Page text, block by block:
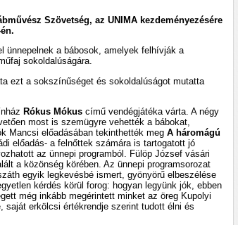
Szövetség, az UNIMA kezdeményezésére
ünnepelnek a bábosok, amelyek felhívják a
sokoldalúságára.
ezt a sokszínűséget és sokoldalúságot mutatta
Rókus Mókuscímű vendégjátéka várta. A négy
most is szemügyre vehették a bábokat,
Mancsi előadásában tekinthették megA háromágú
előadás- a felnőttek számára is tartogatott jó
az ünnepi programból. Fülöp József vásári
a közönség körében. Az ünnepi programsorozat
egyik legkevésbé ismert, gyönyörű elbeszélése
kérdés körül forog: hogyan legyünk jók, ebben
még inkább megérintett minket az öreg Kupolyi
erkölcsi értékrendje szerint tudott élni és